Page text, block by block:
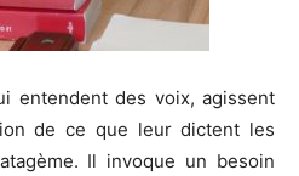
entendent des voix, agissent
de ce que leur dictent les
Il invoque un besoin